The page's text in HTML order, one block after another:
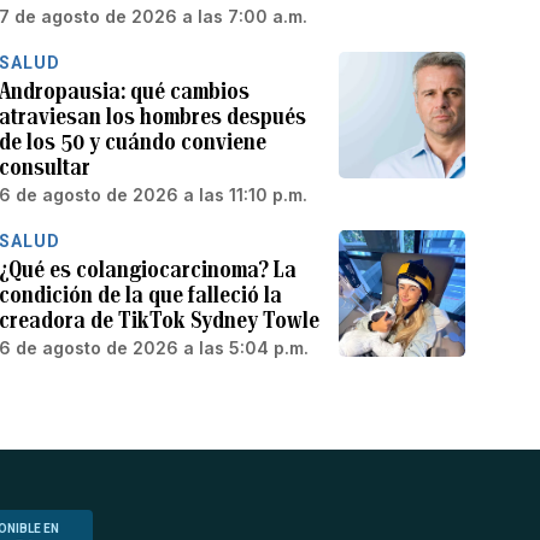
7 de agosto de 2026 a las 7:00 a.m.
SALUD
Andropausia: qué cambios
atraviesan los hombres después
de los 50 y cuándo conviene
consultar
6 de agosto de 2026 a las 11:10 p.m.
SALUD
¿Qué es colangiocarcinoma? La
condición de la que falleció la
creadora de TikTok Sydney Towle
6 de agosto de 2026 a las 5:04 p.m.
EN